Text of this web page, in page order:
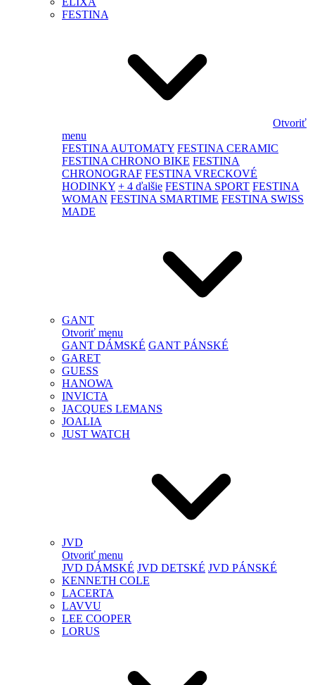
FESTINA
Otvoriť
menu
FESTINA AUTOMATY FESTINA CERAMIC
FESTINA CHRONO BIKE FESTINA
CHRONOGRAF FESTINA VRECKOVÉ
HODINKY + 4 ďalšie FESTINA SPORT FESTINA
WOMAN FESTINA SMARTIME FESTINA SWISS
MADE
GANT
Otvoriť menu
GANT DÁMSKÉ GANT PÁNSKÉ
GARET
GUESS
HANOWA
INVICTA
JACQUES LEMANS
JOALIA
JUST WATCH
JVD
Otvoriť menu
JVD DÁMSKÉ JVD DETSKÉ JVD PÁNSKÉ
KENNETH COLE
LACERTA
LAVVU
LEE COOPER
LORUS